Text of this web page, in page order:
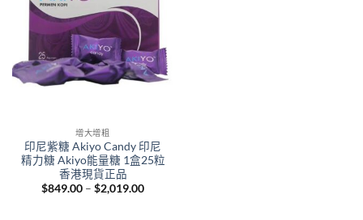
增大增粗
印尼紫糖 Akiyo Candy 印尼
精力糖 Akiyo能量糖 1盒25粒
香港現貨正品
$849.00 – $2,019.00Price